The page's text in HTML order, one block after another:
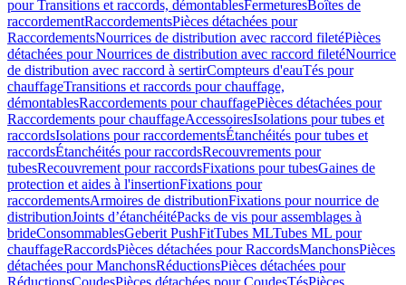
pour Transitions et raccords, démontablesFermeturesBoîtes de
raccordementRaccordementsPièces détachées pour
RaccordementsNourrices de distribution avec raccord filetéPièces
détachées pour Nourrices de distribution avec raccord filetéNourrice
de distribution avec raccord à sertirCompteurs d'eauTés pour
chauffageTransitions et raccords pour chauffage,
démontablesRaccordements pour chauffagePièces détachées pour
Raccordements pour chauffageAccessoiresIsolations pour tubes et
raccordsIsolations pour raccordementsÉtanchéités pour tubes et
raccordsÉtanchéités pour raccordsRecouvrements pour
tubesRecouvrement pour raccordsFixations pour tubesGaines de
protection et aides à l'insertionFixations pour
raccordementsArmoires de distributionFixations pour nourrice de
distributionJoints d’étanchéitéPacks de vis pour assemblages à
brideConsommablesGeberit PushFitTubes MLTubes ML pour
chauffageRaccordsPièces détachées pour RaccordsManchonsPièces
détachées pour ManchonsRéductionsPièces détachées pour
RéductionsCoudesPièces détachées pour CoudesTésPièces